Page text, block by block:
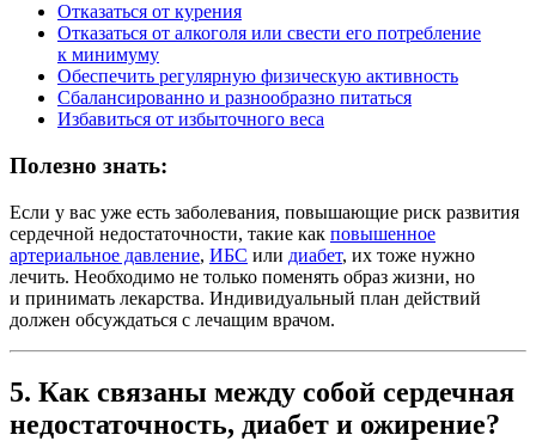
Отказаться от курения
Отказаться от алкоголя или свести его потребление
к минимуму
Обеспечить регулярную физическую активность
Сбалансированно и разнообразно питаться
Избавиться от избыточного веса
Полезно знать:
Если у вас уже есть заболевания, повышающие риск развития
сердечной недостаточности, такие как повышенное
артериальное давление, ИБС или диабет, их тоже нужно
лечить. Необходимо не только поменять образ жизни, но
и принимать лекарства. Индивидуальный план действий
должен обсуждаться с лечащим врачом.
5. Как связаны между собой сердечная
недостаточность, диабет и ожирение?